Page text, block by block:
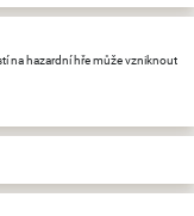
na hazardní hře může vzniknout